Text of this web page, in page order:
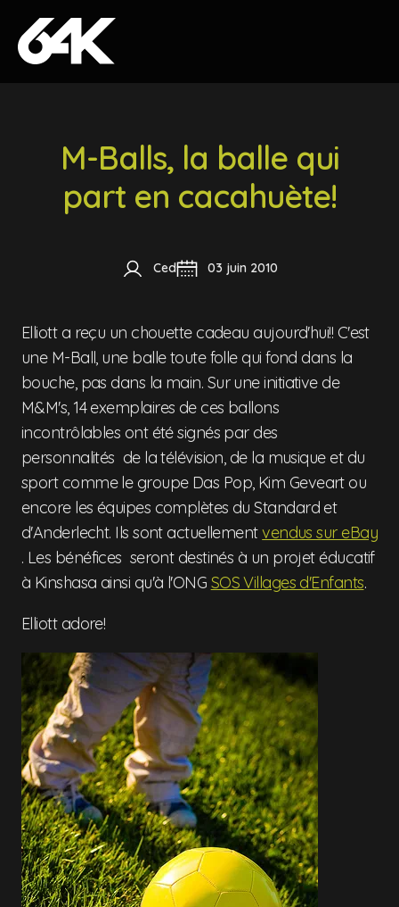
Skip to content
M-Balls, la balle qui
part en cacahuète!
Ced 03 juin 2010
Elliott a reçu un chouette cadeau aujourd'hui!! C'est
une M-Ball, une balle toute folle qui fond dans la
bouche, pas dans la main. Sur une initiative de
M&M's, 14 exemplaires de ces ballons
incontrôlables ont été signés par des
personnalités de la télévision, de la musique et du
sport comme le groupe Das Pop, Kim Geveart ou
encore les équipes complètes du Standard et
d'Anderlecht. Ils sont actuellementvendus sur eBay
. Les bénéfices seront destinés à un projet éducatif
à Kinshasa ainsi qu'à l'ONG SOS Villages d'Enfants.
Elliott adore!